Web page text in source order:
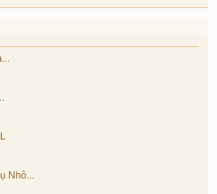
Nhỏ...